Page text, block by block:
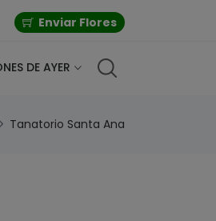
Enviar Flores
DE AYER
Tanatorio Santa Ana